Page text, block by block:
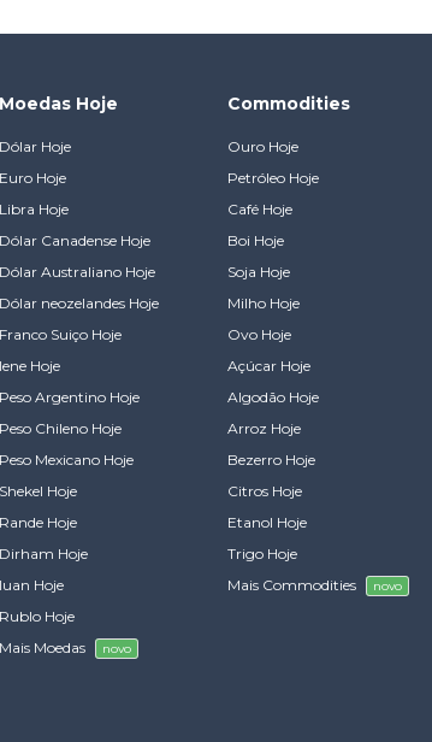
Moedas Hoje
Dólar Hoje
Euro Hoje
Libra Hoje
Dólar Canadense Hoje
Dólar Australiano Hoje
Dólar neozelandes Hoje
Franco Suiço Hoje
Iene Hoje
Peso Argentino Hoje
Peso Chileno Hoje
Peso Mexicano Hoje
Shekel Hoje
Rande Hoje
Dirham Hoje
Iuan Hoje
Rublo Hoje
Mais Moedas
novo
Commodities
Ouro Hoje
Petróleo Hoje
Café Hoje
Boi Hoje
Soja Hoje
Milho Hoje
Ovo Hoje
Açúcar Hoje
Algodão Hoje
Arroz Hoje
Bezerro Hoje
Citros Hoje
Etanol Hoje
Trigo Hoje
Mais Commodities
novo